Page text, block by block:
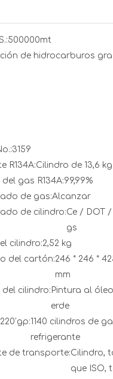
500000mt
de hidrocarburos
3159
R134A:Cilindro de 13,6 kg
del gas R134A:99,99%
de gas:Alcanzar
de cilindro:Ce / DOT /
gs
cilindro:2,52 kg
del cartón:246 * 246 *
mm
del cilindro: Pintura al
erde
1140 cilindros de
refrigerante
de transporte:Cilindro,
que ISO,